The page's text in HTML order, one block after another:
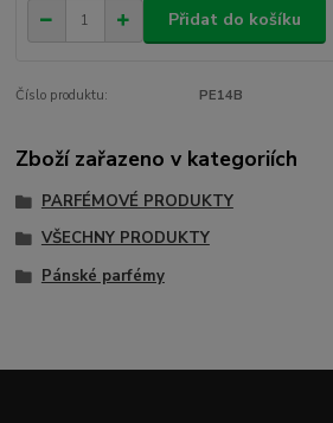
Přidat do košíku
Číslo produktu: PE14B
Zboží zařazeno v kategoriích
PARFÉMOVÉ PRODUKTY
VŠECHNY PRODUKTY
Pánské parfémy